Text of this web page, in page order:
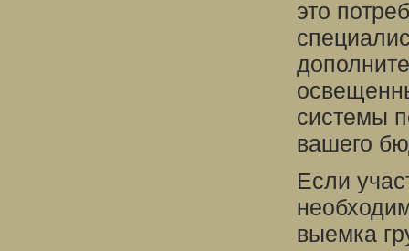
это
системы
вашего
Если
выемка